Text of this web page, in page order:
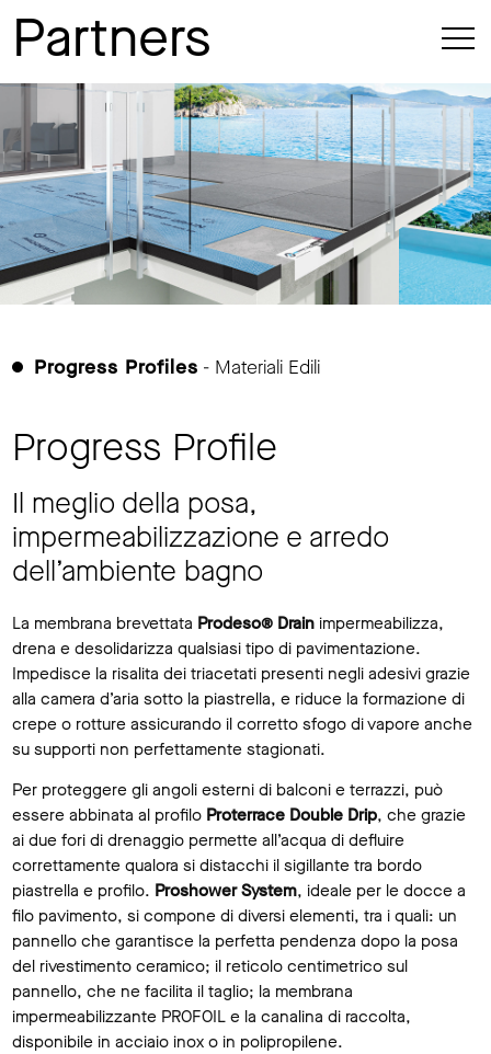
Partners
Progress Profiles - Materiali Edili
Progress Profile
Il meglio della posa,
impermeabilizzazione e arredo
dell’ambiente bagno
La membrana brevettata Prodeso® Drainimpermeabilizza,
drena e desolidarizza qualsiasi tipo di pavimentazione.
Impedisce la risalita dei triacetati presenti negli adesivi grazie
alla camera d’aria sotto la piastrella, e riduce la formazione di
crepe o rotture assicurando il corretto sfogo di vapore anche
su supporti non perfettamente stagionati.
Per proteggere gli angoli esterni di balconi e terrazzi, può
essere abbinata al profilo Proterrace Double Drip, che grazie
ai due fori di drenaggio permette all’acqua di defluire
correttamente qualora si distacchi il sigillante tra bordo
piastrella e profilo. Proshower System, ideale per le docce a
filo pavimento, si compone di diversi elementi, tra i quali: un
pannello che garantisce la perfetta pendenza dopo la posa
del rivestimento ceramico; il reticolo centimetrico sul
pannello, che ne facilita il taglio; la membrana
impermeabilizzante PROFOIL e la canalina di raccolta,
disponibile in acciaio inox o in polipropilene.